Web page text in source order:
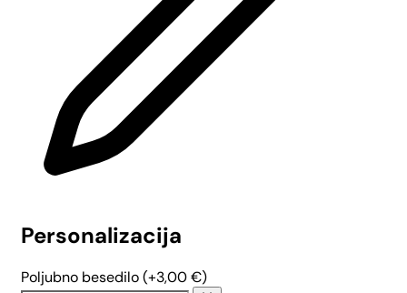
Personalizacija
Poljubno besedilo(+3,00€)